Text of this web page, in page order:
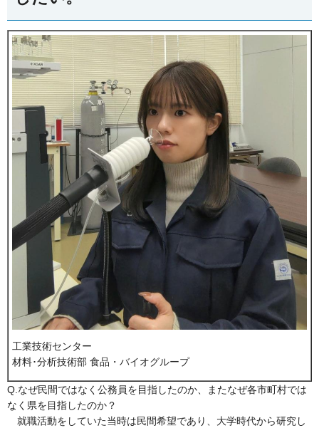
工業技術センター
材料･分析技術部 食品・バイオグループ
Q.なぜ民間ではなく公務員を目指したのか、またなぜ各市町村では
なく県を目指したのか？
就職活動をしていた当時は民間希望であり、大学時代から研究し